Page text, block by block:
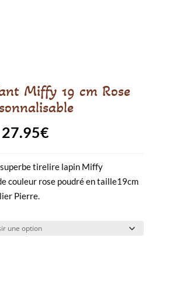
Miffy 19 cm Rose
27.95€Plage
prix :
tirelire lapin Miffy
couleur rose poudré en taille19cm
Pierre.